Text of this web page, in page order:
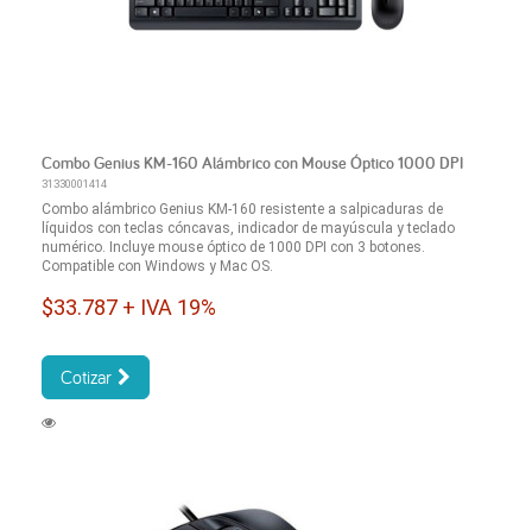
Combo Genius KM-160 Alámbrico con Mouse Óptico 1000 DPI
31330001414
Combo alámbrico Genius KM-160 resistente a salpicaduras de
líquidos con teclas cóncavas, indicador de mayúscula y teclado
numérico. Incluye mouse óptico de 1000 DPI con 3 botones.
Compatible con Windows y Mac OS.
$33.787 + IVA 19%
Cotizar